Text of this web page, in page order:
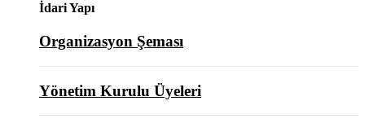
İdari Yapı
Organizasyon Şeması
Yönetim Kurulu Üyeleri